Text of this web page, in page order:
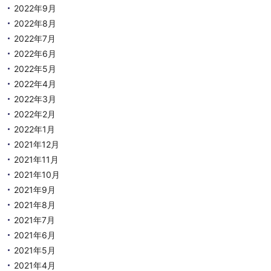
2022年9月
2022年8月
2022年7月
2022年6月
2022年5月
2022年4月
2022年3月
2022年2月
2022年1月
2021年12月
2021年11月
2021年10月
2021年9月
2021年8月
2021年7月
2021年6月
2021年5月
2021年4月